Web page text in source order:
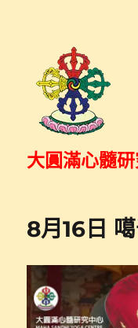
大圓滿心髓
8月16日